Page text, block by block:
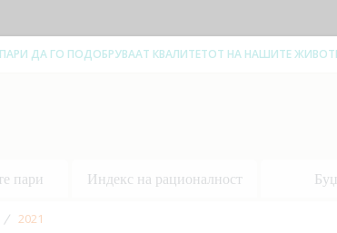
ДА ГО ПОДОБРУВААТ КВАЛИТЕТОТ НА НАШИТЕ
пари Индекс на рационалност
2021